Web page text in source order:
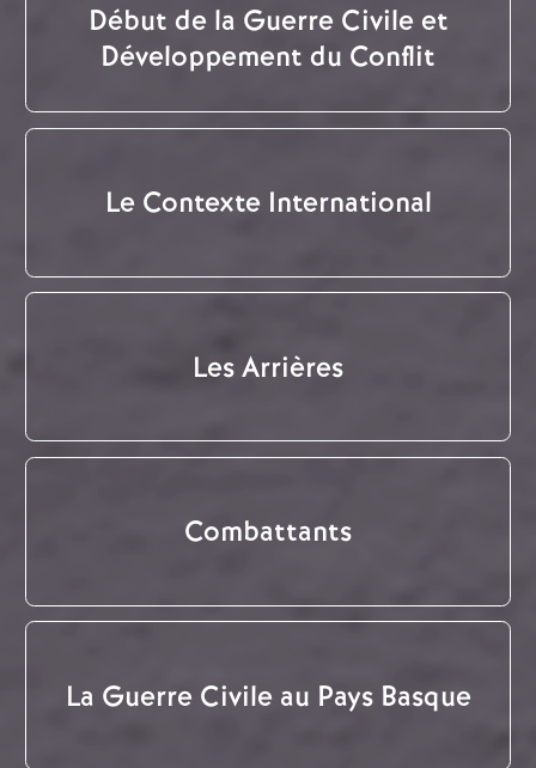
Début de la Guerre Civile et
Développement du Conflit
Le Contexte International
Les Arrières
Combattants
La Guerre Civile au Pays Basque